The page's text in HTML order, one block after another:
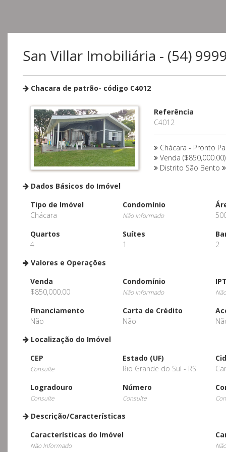
San Villar Imobiliária - (54)
Chacara de patrão- código C4012
Referência
C4012
Chácara - Pronto
Venda ($850,000.00)
Distrito São Bento
Dados Básicos do Imóvel
Tipo de Imóvel
Chácara
Condomínio
Não Informado
Quartos
4
Suítes
1
2
Valores e Operações
Venda
$850,000.00
Condomínio
Não Informado
Financiamento
Não
Carta de Crédito
Não
Localização do Imóvel
CEP
Consulte
Estado (UF)
Rio Grande do Sul - RS
Logradouro
Consulte
Número
Consulte
Descrição/Características
Características do Imóvel
Não Informado